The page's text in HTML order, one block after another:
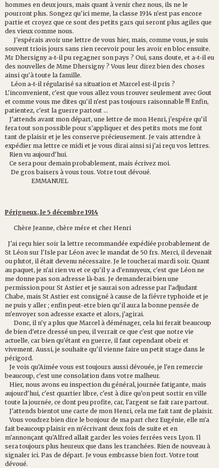
hommes en deux jours, mais quant à venir chez nous, ils ne le
pourront plus. Songez qu'ici meme, la classe 1914 n'est pas encore
partie et croyez que ce sont des petits gars qui seront plus agiles que
des vieux comme nous.
J'espérais avoir une lettre de vous hier, mais, comme vous, je suis
souvent triois jours sans rien recevoir pour les avoir en bloc ensuite.
Mr Dhersigny a-t-il pu regagner son pays ? Oui, sans doute, et a-t-il eu
des nouvelles de Mme Dhersigny ? Vous leur direz bien des choses
ainsi qu'à toute la famille.
Léon a-t-il régularisé sa situation et Marcel est-il pris ?
L'inconvenient, c'est que vous allez vous trouver seulement avec Gout
et comme vous me dites qu'il n'est pas toujours raisonnable !!! Enfin,
patientez, c'est la guerre partout ...
J'attends avant mon départ, une lettre de mon Henri, j'espére qu'il
fera tout son possible pour s'appliquer et des petits mots me font
tant de plaisir et je les conserve précieusement. Je vais attendre à
expédier ma lettre ce midi et je vous dirai ainsi si j'ai reçu vos lettres.
Rien vu aujourd'hui.
Ce sera pour demain probablement, mais écrivez moi.
De gros baisers à vous tous. Votre tout dévoué.
EMMANUEL
Périgueux, le 5 décembre 1914
Chère Jeanne, chère mére et cher Henri
J'ai reçu hier soir la lettre recommandée expédiée probablement de
St Léon sur l'Isle par Léon avec le mandat de 50 frs. Merci, il devenait
ou plutot, il était devenu nécessaire. Je le toucherai mardi soir. Quant
au paquet, je n'ai rien vu et ce qu'il y a d'ennuyeux, c'est que Léon ne
me donne pas son adresse là-bas. Je demanderai bien une
permission pour St Astier et je saurai son adresse par l'adjudant
Chabe, mais St Astier est consigné à cause de la fiévre typhoide et je
ne puis y aller ; enfin peut-etre bien qu'il aura la bonne pensée de
m'envoyer son adresse exacte et alors, j'agirai.
Donc, il n'y a plus que Marcel à déménager, cela lui ferait beaucoup
de bien d'etre dressé un peu, il verrait ce que c'est que notre vie
actuelle, car bien qu'étant en guerre, il faut cependant obeir et
vivement. Aussi, je souhaite qu'il vienne faire un petit stage dans le
périgord.
Je vois qu'Aimée vous est toujours aussi dévouée, je l'en remercie
beaucoup, c'est une consolation dans votre malheur.
Hier, nous avons eu inspection du général, journée fatigante, mais
aujourd'hui, c'est quartier libre, c'est à dire qu'on peut sortir en ville
toute la journée, ce dont peu profite, car, l'argent se fait rare partout.
J'attends bientot une carte de mon Henri, cela me fait tant de plaisir.
Vous voudrez bien dire le bonjour de ma part chez Eugénie, elle m'a
fait beaucoup plaisir en m'écrivant deux fois de suite et en
m'annonçant qu'Alfred allait garder les voies ferrées vers Lyon. Il
sera toujours plus heureux que dans les tranchées. Rien de nouveau à
signaler ici. Pas de départ. Je vous embrasse bien fort. Votre tout
dévoué.